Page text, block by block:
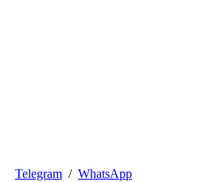
Telegram / WhatsApp